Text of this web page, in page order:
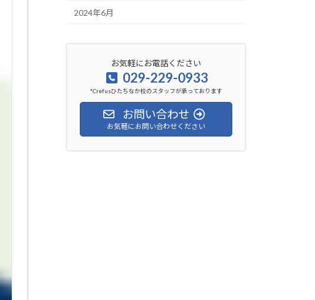
2024年6月
お気軽にお電話ください
029-229-0933
*Crefusひたちなか校のスタッフが承っております
お問い合わせ
お気軽にお問い合わせください